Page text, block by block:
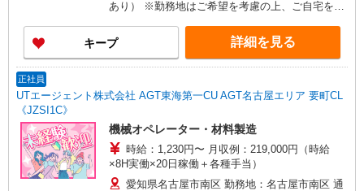
あり） ※勤務地はご希望を考慮の上、ご自宅を中
勤なし）
キープ 詳細を見る
正社員
UTエージェント株式会社 AGT東海第一CU AGT名古屋エリア 要町CL
《JZSI1C》
機械オペレーター・材料製造
時給：1,230円〜 月収例：219,000円（時給
×8H実働×20日稼働＋各種手当）
愛知県名古屋市南区 勤務地：名古屋市南区 通